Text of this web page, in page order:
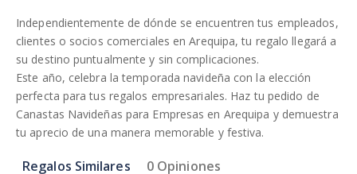
Independientemente de dónde se encuentren tus empleados,
clientes o socios comerciales en Arequipa, tu regalo llegará a
su destino puntualmente y sin complicaciones.
Este año, celebra la temporada navideña con la elección
perfecta para tus regalos empresariales. Haz tu pedido de
Canastas Navideñas para Empresas en Arequipa y demuestra
tu aprecio de una manera memorable y festiva.
Regalos Similares 0 Opiniones